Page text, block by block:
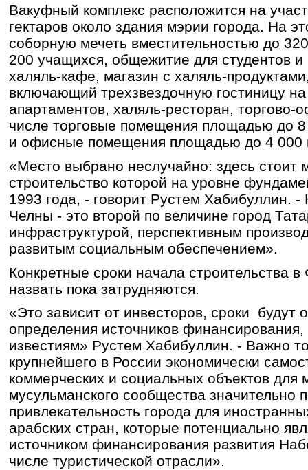
Вакуфный комплекс расположится на
гектаров около здания мэрии города. На
соборную мечеть вместительностью до
200 учащихся, общежитие для студентов и
халяль-кафе, магазин с халяль-
включающий трехзвездочную гостиницу
апартаментов, халяль-ресторан, торгово-
числе торговые помещения площадью до
и офисные помещения площадью до 4 000
«Место выбрано неслучайно: здесь стоит
строительство которой на уровне
1993 года, - говорит Рустем Хабибуллин.
Челны - это второй по величине город
инфраструктурой, перспективным
развитым социальным обеспечением».
Конкретные сроки начала строительства
назвать пока затрудняются.
«Это зависит от инвесторов, сроки будут
определения источников
известиям» Рустем Хабибуллин. - Важно
крупнейшего в России экономически
коммерческих и социальных объектов для
мусульманского сообщества значительно
привлекательность города для
арабских стран, которые потенциально
источником финансирования развития
числе туристической отрасли».